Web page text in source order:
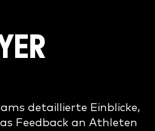
detaillierte Einblicke,
Feedback an Athleten